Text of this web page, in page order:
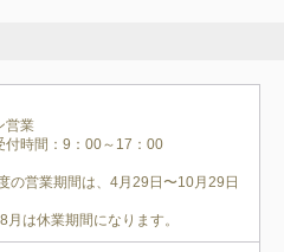
営業
付時間：9：00～17：00
の営業期間は、4月29日〜10月29日
月は休業期間になります。